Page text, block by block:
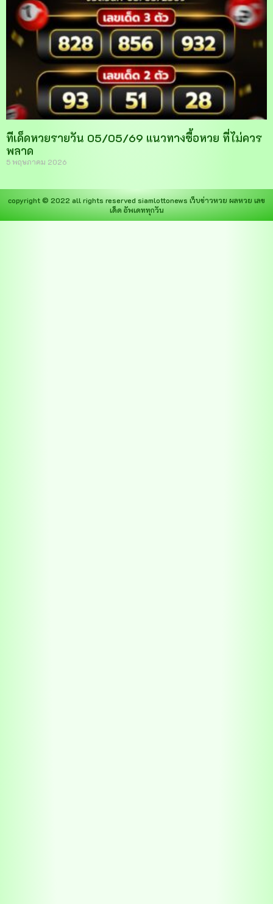
ทีเด็ดหวยรายวัน 05/05/69 แนวทางซื้อหวย ที่ไม่ควร
พลาด
5 พฤษภาคม 2026
copyright © 2022 all rights reservedsiamlottonews เว็บข่าวหวย ผลหวย เลข
เด็ด อัพเดททุกวัน